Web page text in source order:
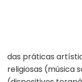
das práticas
religiosas (música